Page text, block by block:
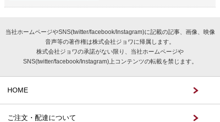
当社ホームページやSNS(twitter/facebook/Instagram)に記載の記事、画像、映像
音声等の著作権は株式会社ジョワに帰属します。
株式会社ジョワの承諾がない限り、当社ホームページや
SNS(twitter/facebook/Instagram)上コンテンツの転載を禁じます。
HOME
ご注文・配達について